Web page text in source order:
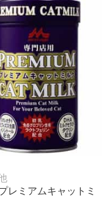
レミアムキャットミ